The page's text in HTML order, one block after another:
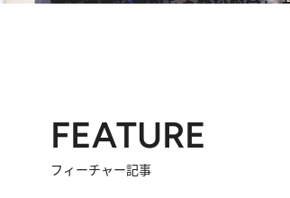
FEATURE
フィーチャー記事